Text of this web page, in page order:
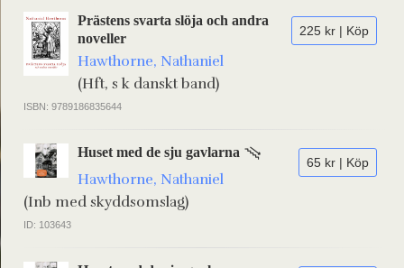
225 kr | Köp
Prästens svarta slöja och andra
noveller
Hawthorne, Nathaniel
(Hft, s k danskt band)
ISBN: 9789186835644
65 kr | Köp
Huset med de sju gavlarna
Hawthorne, Nathaniel
(Inb med skyddsomslag)
ID: 103643